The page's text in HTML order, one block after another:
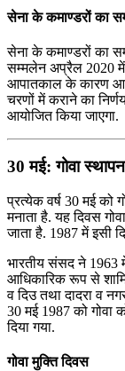
सेना के कमाण्‍डरों का
सेना के कमाण्‍डरों का
सम्मलेन अप्रैल 2020
आपातकाल के कारण
चरणों में कराने का
आयोजित किया जाएगा.
30 मई: गोवा
प्रत्येक वर्ष 30 मई को
मनाता है. यह दिवस
जाता है. 1987 में इसी
भारतीय संसद ने 1963
आधिकारिक रूप से
व दिउ तथा दादरा व
30 मई 1987 को गोवा
दिया गया.
गोवा मुक्ति दिवस